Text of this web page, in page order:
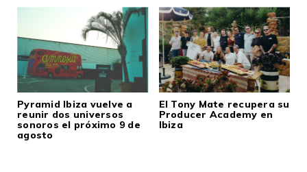
Pyramid Ibiza vuelve a
reunir dos universos
sonoros el próximo 9 de
agosto
El Tony Mate recupera su
Producer Academy en
Ibiza